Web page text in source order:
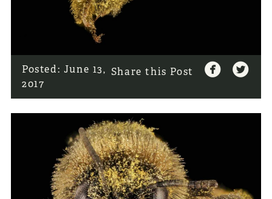
Share this Post  
Posted: June 13,
2017